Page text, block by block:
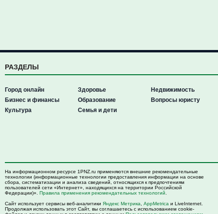
РАЗДЕЛЫ
Город онлайн
Бизнес и финансы
Культура
Здоровье
Образование
Семья и дети
Недвижимость
Вопросы юристу
На информационном ресурсе 1PNZ.ru применяются внешние рекомендательные
технологии (информационные технологии предоставления информации на основе
сбора, систематизации и анализа сведений, относящихся к предпочтениям
пользователей сети «Интернет», находящихся на территории Российской
Федерации)». Правила применения рекомендательных технологий
Сайт использует сервисы веб-аналитики Яндекс Метрика AppMetrica и LiveInternet.
Продолжая использовать этот Сайт, вы соглашаетесь с использованием cookie-